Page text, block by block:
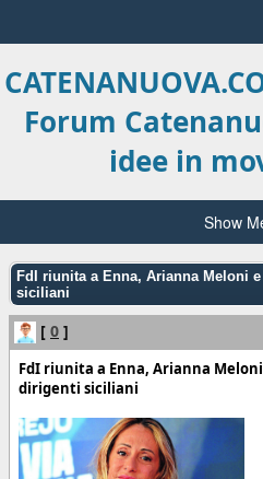
Forum
idee in
Show
FdI riunita a Enna, Arianna Meloni
siciliani
[ 0 ]
FdI riunita a Enna, Arianna
dirigenti siciliani